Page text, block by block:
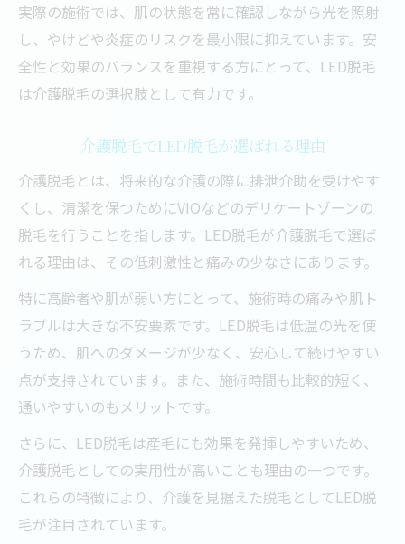
痛みを抑えた脱毛はLED脱毛が有効か
脱毛LED脱毛の安全性と副作用の実態
LED脱毛で肌への負担を軽減する方法
脱毛で気になる火傷やリスクの有無
脱毛における口コミと実体験のポイント
LED脱毛に関する口コミの信頼性とは
脱毛体験談から見るLED脱毛の効果
口コミで多いLED脱毛のデメリット解説
脱毛LED脱毛の実体験から見る注意点
介護脱毛経験者のリアルな声と評価
LED脱毛で悩む再発毛リスクの実態
LED脱毛後の再発毛リスクと対策方法
エステ脱毛とLED脱毛の再発毛比較
脱毛維持に必要なアフターケアの工夫
LED脱毛が向かないケースと脱毛選択
実際の施術では、肌の状態を常に確認しながら光を照射
し、やけどや炎症のリスクを最小限に抑えています。安
全性と効果のバランスを重視する方にとって、LED脱毛
は介護脱毛の選択肢として有力です。
介護脱毛でLED脱毛が選ばれる理由
介護脱毛とは、将来的な介護の際に排泄介助を受けやす
くし、清潔を保つためにVIOなどのデリケートゾーンの
脱毛を行うことを指します。LED脱毛が介護脱毛で選ば
れる理由は、その低刺激性と痛みの少なさにあります。
特に高齢者や肌が弱い方にとって、施術時の痛みや肌ト
ラブルは大きな不安要素です。LED脱毛は低温の光を使
うため、肌へのダメージが少なく、安心して続けやすい
点が支持されています。また、施術時間も比較的短く、
通いやすいのもメリットです。
さらに、LED脱毛は産毛にも効果を発揮しやすいため、
介護脱毛としての実用性が高いことも理由の一つです。
これらの特徴により、介護を見据えた脱毛としてLED脱
毛が注目されています。